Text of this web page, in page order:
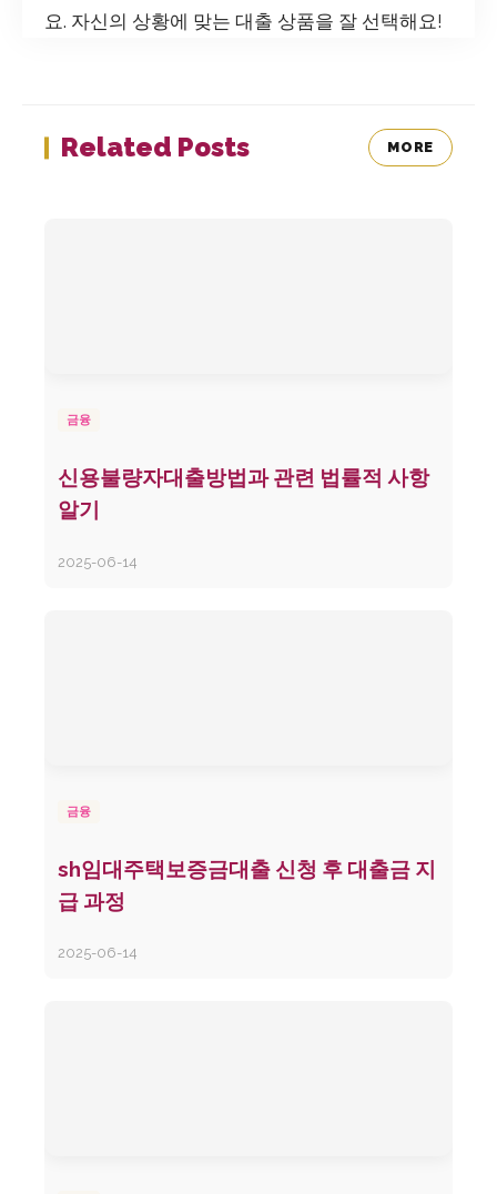
요. 자신의 상황에 맞는 대출 상품을 잘 선택해요!
Related Posts MORE
금융
신용불량자대출방법과 관련 법률적 사항
알기
2025-06-14
금융
sh임대주택보증금대출 신청 후 대출금 지
급 과정
2025-06-14